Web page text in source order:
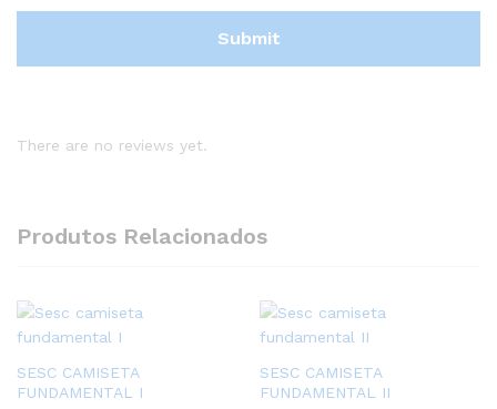
There are no reviews yet.
Produtos Relacionados
SESC CAMISETA
FUNDAMENTAL I
SESC CAMISETA
FUNDAMENTAL II